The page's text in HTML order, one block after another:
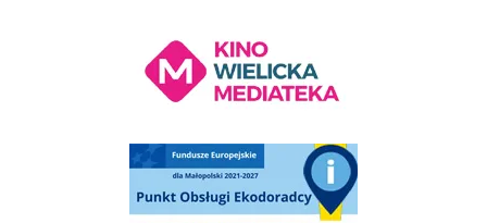
Punkt Obsługi Ekodoradcy Wieliczka